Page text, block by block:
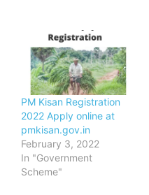
PM Kisan Registration
2022 Apply online at
pmkisan.gov.in
February 3, 2022
In "Government
Scheme"